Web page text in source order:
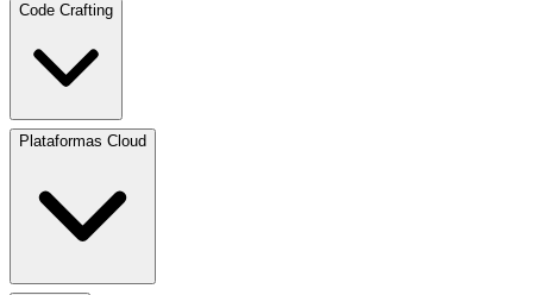
Code Crafting
Plataformas Cloud